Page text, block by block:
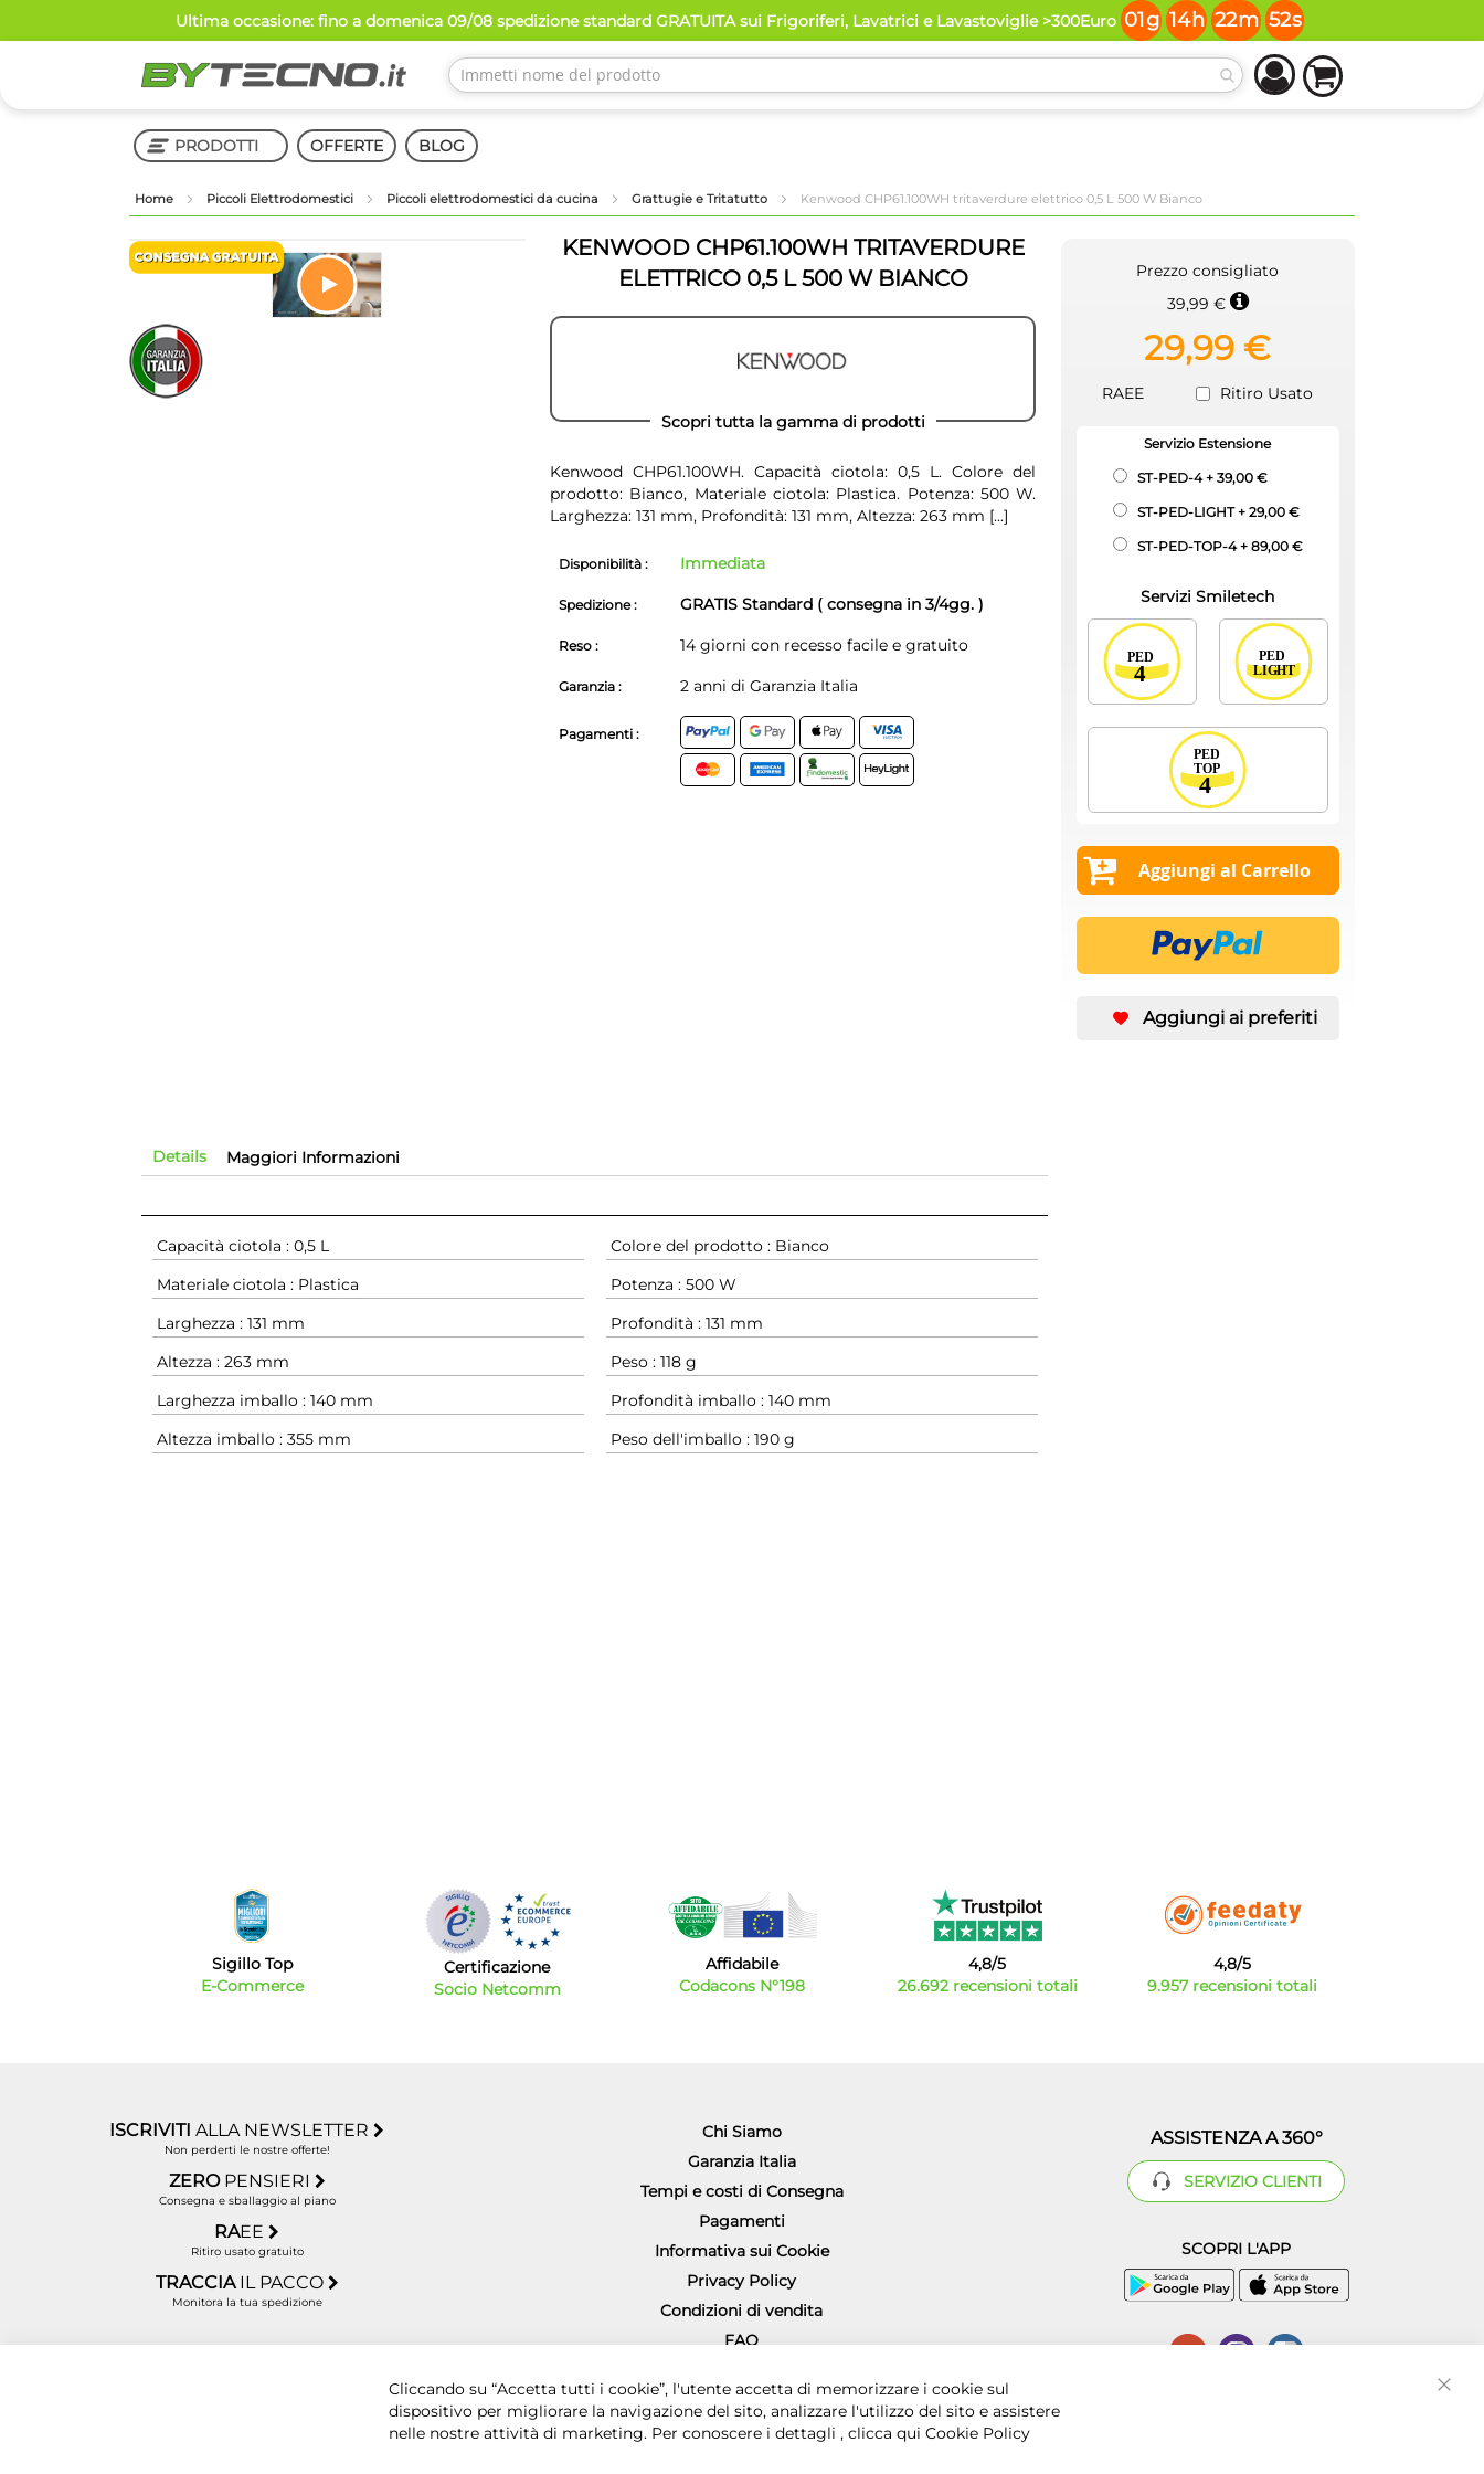
contenuto
Ultima occasione: fino a domenica 09/08 spedizione standard GRATUITA sui Frigoriferi, Lavatrici e Lavastoviglie >300Euro 01g 14h 22m 52s
PRODOTTI
Shop in Shop
OFFERTE BLOG
Home Piccoli Elettrodomestici Piccoli elettrodomestici da cucina Grattugie e Tritatutto Kenwood CHP61.100WH tritaverdure elettrico 0,5 L 500 W Bianco
Vai
alla
galleria
di
immagini
Vai
all'inizio
della
galleria
KENWOOD CHP61.100WH TRITAVERDURE
ELETTRICO 0,5 L 500 W BIANCO
Scopri tutta la gamma di prodotti
Kenwood CHP61.100WH. Capacità ciotola: 0,5 L. Colore del
prodotto: Bianco, Materiale ciotola: Plastica. Potenza: 500 W.
Larghezza: 131 mm, Profondità: 131 mm, Altezza: 263 mm [...]
Disponibilità : Immediata
Spedizione : GRATIS Standard ( consegna in 3/4gg. )
Reso : 14 giorni con recesso facile e gratuito
Garanzia : 2 anni di Garanzia Italia
Pagamenti :
Prezzo consigliato
39,99 €
29,99 €
RAEE Ritiro Usato
Servizio Estensione
ST-PED-4+ 39,00 €
ST-PED-LIGHT+ 29,00 €
ST-PED-TOP-4+ 89,00 €
Servizi Smiletech
Aggiungi al Carrello
Aggiungi ai preferiti
Details
Capacità ciotola : 0,5 L
Colore del prodotto : Bianco
Materiale ciotola : Plastica
Potenza : 500 W
Larghezza : 131 mm
Profondità : 131 mm
Altezza : 263 mm
Peso : 118 g
Larghezza imballo : 140 mm
Profondità imballo : 140 mm
Altezza imballo : 355 mm
Peso dell'imballo : 190 g
Maggiori Informazioni
Sigillo Top
E-Commerce
Certificazione
Socio Netcomm
Affidabile
Codacons N°198
4,8/5
26.692 recensioni totali
4,8/5
9.957 recensioni totali
ISCRIVITIALLA NEWSLETTER
Non perderti le nostre offerte!
ZERO PENSIERI
Consegna e sballaggio al piano
RAEE
Ritiro usato gratuito
TRACCIA IL PACCO
Monitora la tua spedizione
Chi Siamo
Garanzia Italia
Tempi e costi di Consegna
Pagamenti
Informativa sui Cookie
Privacy Policy
Condizioni di vendita
FAQ
ASSISTENZA A 360°
SERVIZIO CLIENTI
SCOPRI L'APP